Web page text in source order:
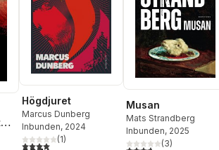
Högdjuret
Marcus Dunberg
Inbunden, 2024
4,0utav 5 stjärnor. Totalt antal röster:
(1)
Musan
Mats Strandberg
Inbunden, 2025
(3)